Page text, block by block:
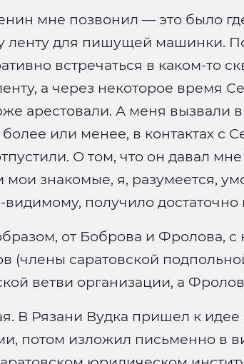
мне позвонил — это было
ленту для пишущей машинки.
встречаться в каком-то
а через некоторое время
арестовали. А меня вызвали
или менее, в контактах с
О том, что он давал мне
мои знакомые, я, разумеется,
видимому, получило
от Боброва и Фролова,
(члены саратовской
ветви организации, а
В Рязани Вудка пришел к
потом изложил письменно в